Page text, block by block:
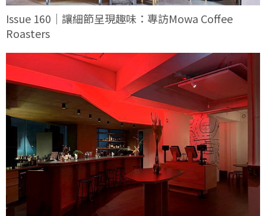
Issue 160｜讓細節呈現趣味：專訪Mowa Coffee
Roasters